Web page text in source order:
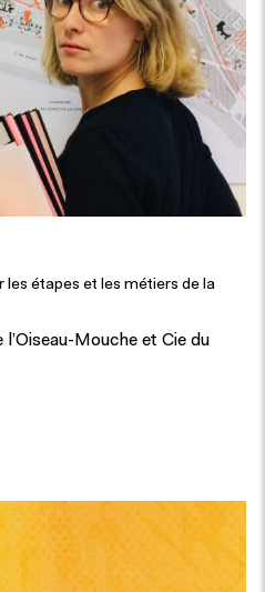
étapes et les métiers de la
Mouche et Cie du